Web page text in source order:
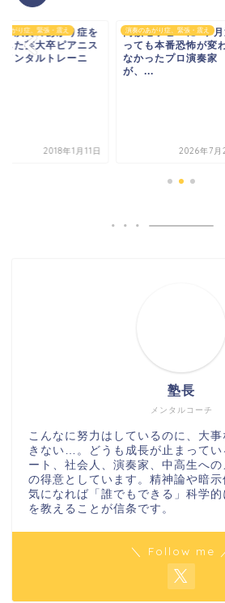
あがり症、緊張・震え
ノ演奏のあがり症を
した芸大卒ピアニス
メンタルトレーニ
2018年1月11日
演奏のあがり症、緊張・震え
高額セラピーに8ヶ
っても本番恐怖が変
なかったプロ演奏家
が、...
2026年7月
メンタルコーチ
塾長
こんなに努力はしているのに、大
きない…。どうも成長が止まって
ート、社会人、演奏家、中高生へ
の得意としています。精神論や暗
気になれば「誰でもできる」科学
を教えることが信条です。
＼ Follow me